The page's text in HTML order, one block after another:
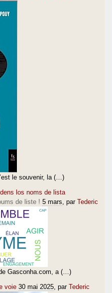
le souvenir, la (…)
los noms de lista
de liste ! 5 mars , par Tederic
Gasconha.com, a (…)
voie 30 mai 2025 , par Tederic